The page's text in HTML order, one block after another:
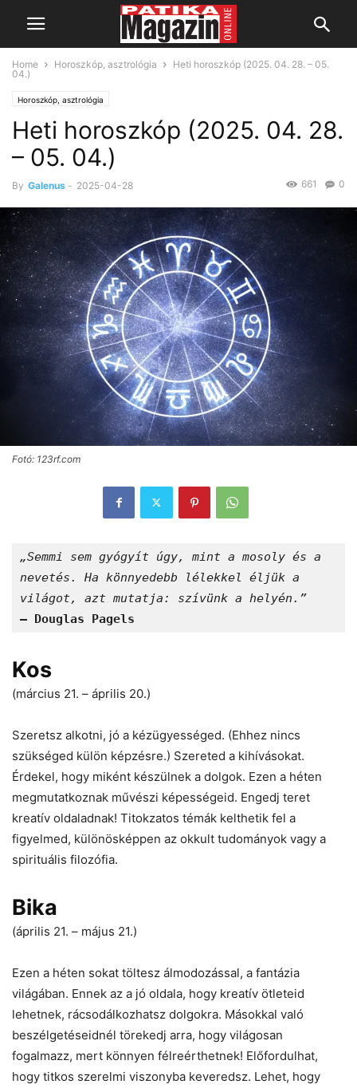
Home Horoszkóp, asztrológia
Heti horoszkóp (2025. 04. 28. – 05.
04.)
Horoszkóp, asztrológia
Heti horoszkóp (2025. 04. 28.
– 05. 04.)
By Galenus - 2025-04-28 0
661
Fotó: 123rf.com
„Semmi sem gyógyít úgy, mint a mosoly és a
nevetés. Ha könnyedebb lélekkel éljük a
világot, azt mutatja: szívünk a helyén.”
– Douglas Pagels
Kos
(március 21. – április 20.)
Szeretsz alkotni, jó a kézügyességed. (Ehhez nincs
szükséged külön képzésre.) Szereted a kihívásokat.
Érdekel, hogy miként készülnek a dolgok. Ezen a héten
megmutatkoznak művészi képességeid. Engedj teret
kreatív oldaladnak! Titokzatos témák kelthetik fel a
figyelmed, különösképpen az okkult tudományok vagy a
spirituális filozófia.
Bika
(április 21. – május 21.)
Ezen a héten sokat töltesz álmodozással, a fantázia
világában. Ennek az a jó oldala, hogy kreatív ötleteid
lehetnek, rácsodálkozhatsz dolgokra. Másokkal való
beszélgetéseidnél törekedj arra, hogy világosan
fogalmazz, mert könnyen félreérthetnek! Előfordulhat,
hogy titkos szerelmi viszonyba keveredsz. Lehet, hogy